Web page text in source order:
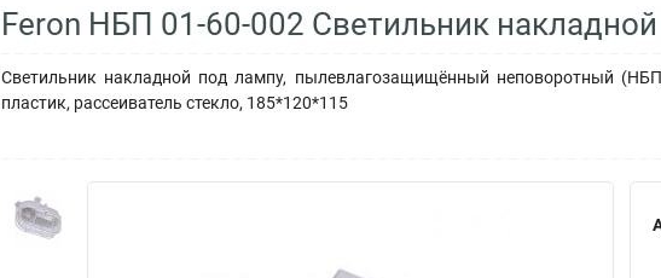
Feron НБП 01-60-002 Светильник
Светильник накладной под лампу, пылевлагозащищённый неповоротный
пластик, рассеиватель стекло, 185*120*115